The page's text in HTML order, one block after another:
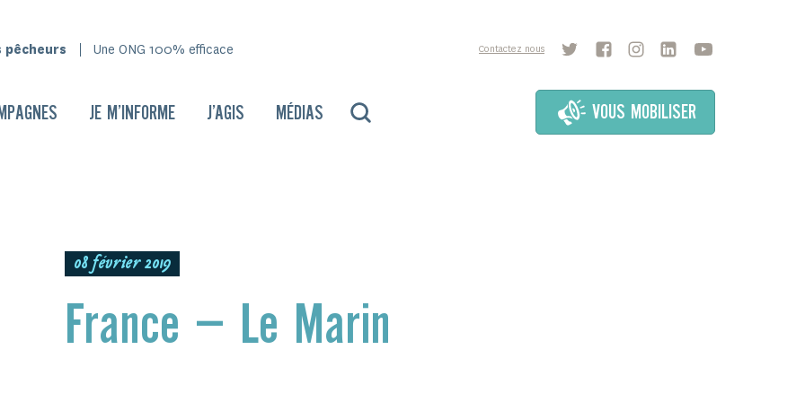
Une ONG 100% efficace Contactez nous
JE M’INFORME J’AGIS MÉDIAS VOUS MOBILISER
08 février 2019
France – Le Marin